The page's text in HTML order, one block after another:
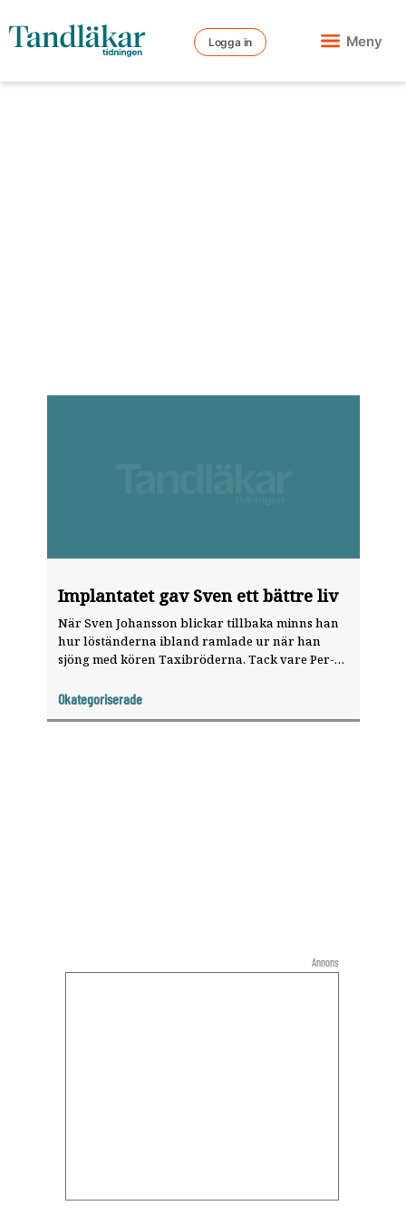
Logga in Meny
Implantatet gav Sven ett bättre liv
När Sven Johansson blickar tillbaka minns han
hur löständerna ibland ramlade ur när han
sjöng med kören Taxibröderna. Tack vare Per-
sångförmågan tillbaka och nu har implantaten
Okategoriserade
Annons